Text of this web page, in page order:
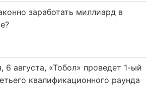
заработать миллиард в
6 августа, «Тобол» проведет 1-ый
квалификационного раунда